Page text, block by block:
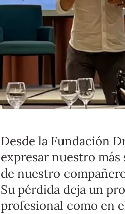
Desde la Fundación
expresar nuestro
de nuestro
Su pérdida deja un
profesional como en